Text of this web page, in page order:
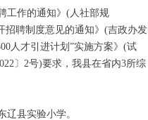
工作的通知》(人社部规
招聘制度意见的通知》(吉政办发
人才引进计划”实施方案》(试
〕2号)要求，我县在省内3所综
县实验小学。